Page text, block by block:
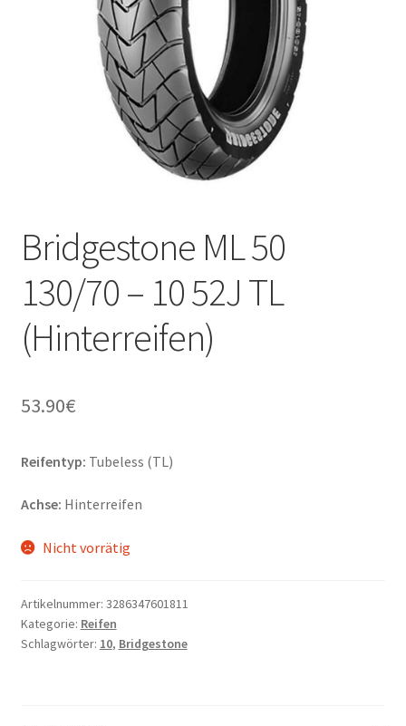
Bridgestone ML 50
130/70 – 10 52J TL
(Hinterreifen)
53.90€
Reifentyp: Tubeless (TL)
Achse: Hinterreifen
Nicht vorrätig
Artikelnummer: 3286347601811
Kategorie: Reifen
Schlagwörter: 10, Bridgestone